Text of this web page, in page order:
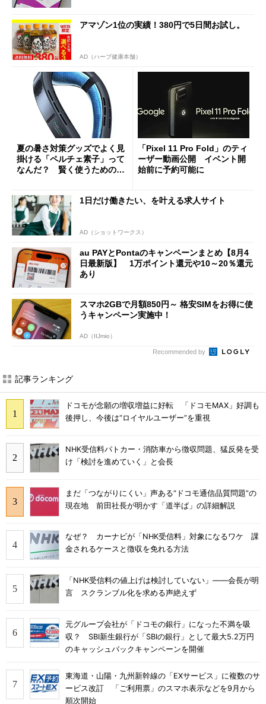
アマゾン1位の実績！380円で5日間お試し。
AD（ハーブ健康本舗）
夏の暑さ対策グッズでよく見
掛ける「ペルチェ素子」って
なんだ？ 賢く使うための注
「Pixel 11 Pro Fold」のティ
ーザー動画公開 イベント開
始前に予約可能に
1日だけ働きたい、を叶える求人サイト
AD（ショットワークス）
au PAYとPontaのキャンペーンまとめ【8月4
日最新版】 1万ポイント還元や10～20％還元
あり
スマホ2GBで月額850円～ 格安SIMをお得に使
うキャンペーン実施中！
AD（IIJmio）
Recommended by
記事ランキング
ドコモが念願の増収増益に好転 「ドコモMAX」好調も
後押し、今後は“ロイヤルユーザー”を重視
NHK受信料パトカー・消防車から徴収問題、猛反発を受
け「検討を進めていく」と会長
まだ「つながりにくい」声ある“ドコモ通信品質問題”の
現在地 前田社長が明かす「道半ば」の詳細解説
なぜ？ カーナビが「NHK受信料」対象になるワケ 課
金されるケースと徴収を免れる方法
「NHK受信料の値上げは検討していない」――会長が明
言 スクランブル化を求める声絶えず
元グループ会社が「ドコモの銀行」になった不満を吸
収？ SBI新生銀行が「SBIの銀行」として最大5.2万円
のキャッシュバックキャンペーンを開催
東海道・山陽・九州新幹線の「EXサービス」に複数のサ
ービス改訂 「ご利用票」のスマホ表示などを9月から
順次開始